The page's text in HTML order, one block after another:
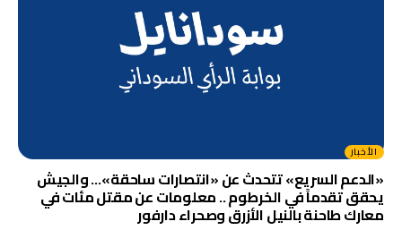
الأخبار
«الدعم السريع» تتحدث عن «انتصارات ساحقة»… والجيش
يحقق تقدماً في الخرطوم .. معلومات عن مقتل مئات في
معارك طاحنة بالنيل الأزرق وصحراء دارفور